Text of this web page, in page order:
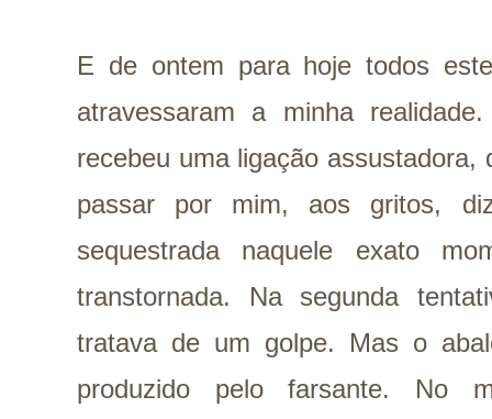
E de ontem para hoje todos
atravessaram a minha
recebeu uma ligação assustadora,
passar por mim, aos gritos,
sequestrada naquele exato
transtornada. Na segunda
tratava de um golpe. Mas o
produzido pelo farsante. No